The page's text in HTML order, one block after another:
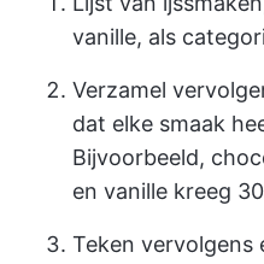
vanille, als
Verzamel
dat elke smaak
Bijvoorbeeld,
en vanille kreeg
Teken vervolgens